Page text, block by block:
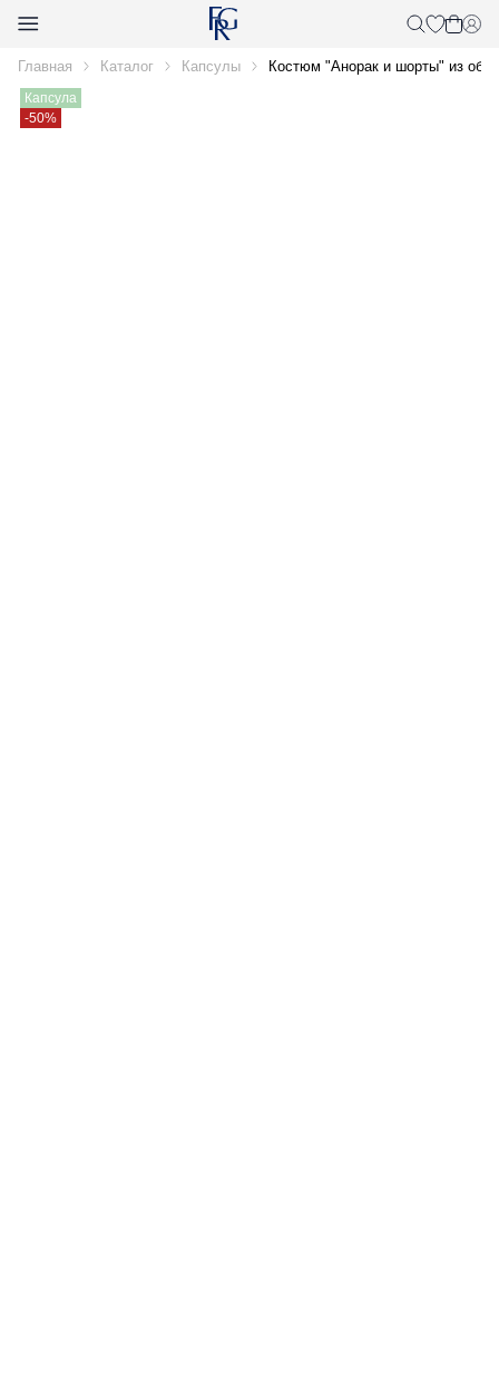
Главная Каталог Капсулы Костюм "Анорак и шорты" из
Капсула
-50%